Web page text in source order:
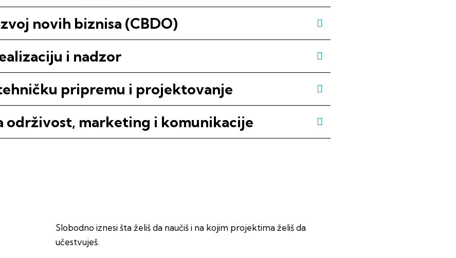
novih biznisa (CBDO)
i nadzor
pripremu i projektovanje
održivost, marketing i komunikacije
Slobodno iznesi šta želiš da naučiš i na kojim projektima želiš da
učestvuješ.